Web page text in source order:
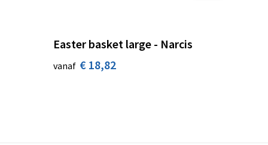
Easter basket large - Narcis
vanaf € 18,82